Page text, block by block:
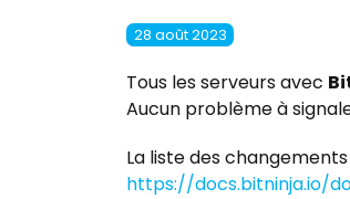
28 août 2023
Tous les serveurs avec
Aucun problème à
La liste des
https://docs.bitninja.io/